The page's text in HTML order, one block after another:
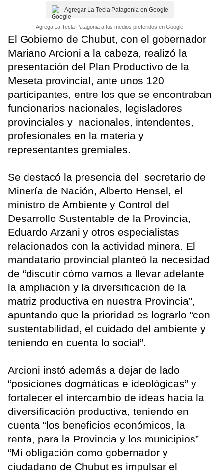
Agregar La Tecla Patagonia en Google
Agrega La Tecla Patagonia a tus medios preferidos en Google.
El Gobierno de Chubut, con el gobernador
Mariano Arcioni a la cabeza, realizó la
presentación del Plan Productivo de la
Meseta provincial, ante unos 120
participantes, entre los que se encontraban
funcionarios nacionales, legisladores
provinciales y nacionales, intendentes,
profesionales en la materia y
representantes gremiales.
Se destacó la presencia del secretario de
Minería de Nación, Alberto Hensel, el
ministro de Ambiente y Control del
Desarrollo Sustentable de la Provincia,
Eduardo Arzani y otros especialistas
relacionados con la actividad minera. El
mandatario provincial planteó la necesidad
de “discutir cómo vamos a llevar adelante
la ampliación y la diversificación de la
matriz productiva en nuestra Provincia”,
apuntando que la prioridad es lograrlo “con
sustentabilidad, el cuidado del ambiente y
teniendo en cuenta lo social”.
Arcioni instó además a dejar de lado
“posiciones dogmáticas e ideológicas” y
fortalecer el intercambio de ideas hacia la
diversificación productiva, teniendo en
cuenta “los beneficios económicos, la
renta, para la Provincia y los municipios”.
“Mi obligación como gobernador y
ciudadano de Chubut es impulsar el